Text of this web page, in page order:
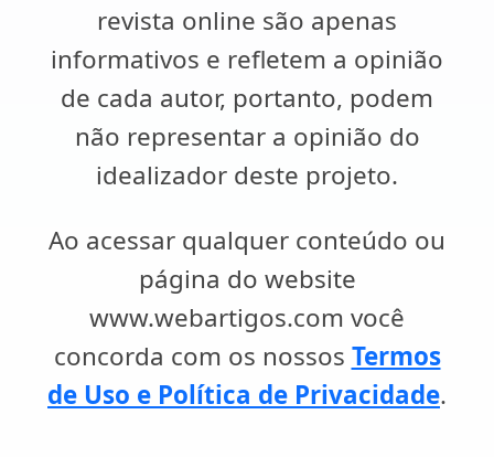
revista online são apenas
informativos e refletem a opinião
de cada autor, portanto, podem
não representar a opinião do
idealizador deste projeto.
Ao acessar qualquer conteúdo ou
página do website
www.webartigos.com você
concorda com os nossos Termos
de Uso e Política de Privacidade.